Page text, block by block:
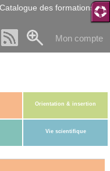
Catalogue des formations
Mon compte
Orientation & insertion
Vie scientifique